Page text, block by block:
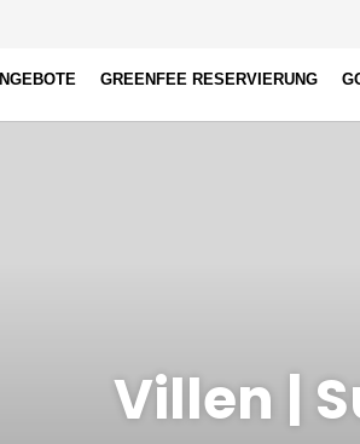
GREENFEE RESERVIERUNG
Villen |